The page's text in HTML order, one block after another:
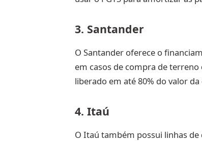
3. Santander
O Santander oferece o
em casos de compra de
liberado em até 80% do valor
4. Itaú
O Itaú também possui linhas